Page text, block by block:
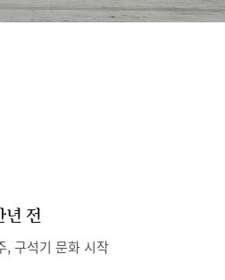
년 전
, 구석기 문화 시작